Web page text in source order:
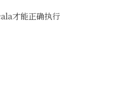
才能正确执行